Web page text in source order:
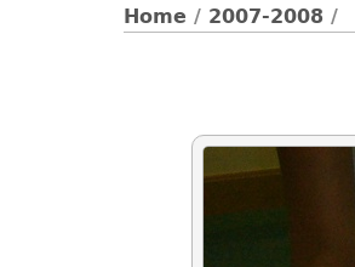
Home / 2007-2008 /